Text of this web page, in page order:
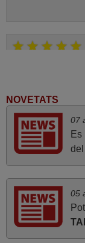
NOVETATS
07
05